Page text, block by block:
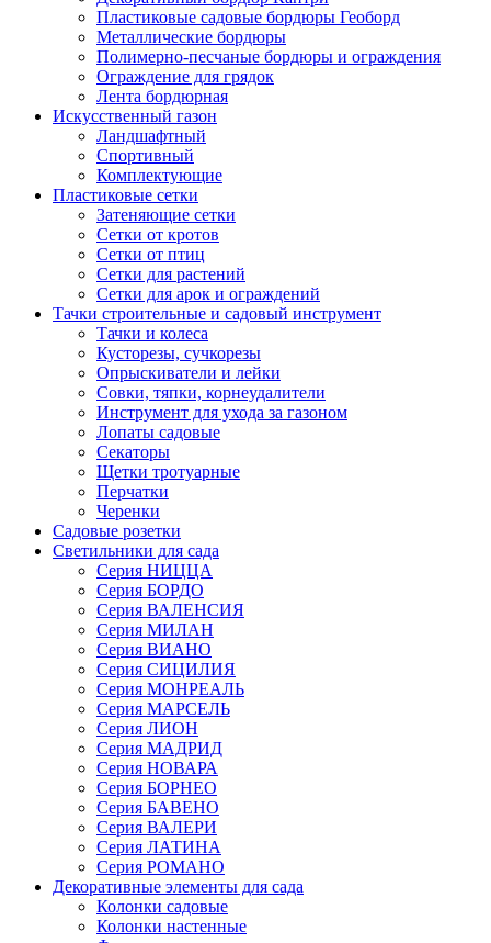
Пластиковые садовые бордюры Геоборд
Металлические бордюры
Полимерно-песчаные бордюры и ограждения
Ограждение для грядок
Лента бордюрная
Искусственный газон
Ландшафтный
Спортивный
Комплектующие
Пластиковые сетки
Затеняющие сетки
Сетки от кротов
Сетки от птиц
Сетки для растений
Сетки для арок и ограждений
Тачки строительные и садовый инструмент
Тачки и колеса
Кусторезы, сучкорезы
Опрыскиватели и лейки
Совки, тяпки, корнеудалители
Инструмент для ухода за газоном
Лопаты садовые
Секаторы
Щетки тротуарные
Перчатки
Черенки
Садовые розетки
Светильники для сада
Серия НИЦЦА
Серия БОРДО
Серия ВАЛЕНСИЯ
Серия МИЛАН
Серия ВИАНО
Серия СИЦИЛИЯ
Серия МОНРЕАЛЬ
Серия МАРСЕЛЬ
Серия ЛИОН
Серия МАДРИД
Серия НОВАРА
Серия БОРНЕО
Серия БАВЕНО
Серия ВАЛЕРИ
Серия ЛАТИНА
Серия РОМАНО
Декоративные элементы для сада
Колонки садовые
Колонки настенные